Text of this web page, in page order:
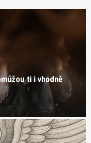
ti i vhodně